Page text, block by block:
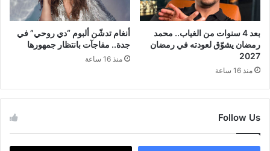
بعد 4 سنوات من الغياب.. محمد
رمضان يشوّق لعودته في رمضان
2027
منذ 16 ساعة
أنغام تدشّن ألبوم “دي روحي” في
جدة.. مفاجآت بانتظار جمهورها
منذ 16 ساعة
Follow Us